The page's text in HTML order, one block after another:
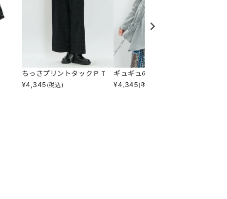
ちっさプリントタックＰＴ
¥4,345 (税込)
ギュギュのぎゅＰＯ
¥4,345(税込)